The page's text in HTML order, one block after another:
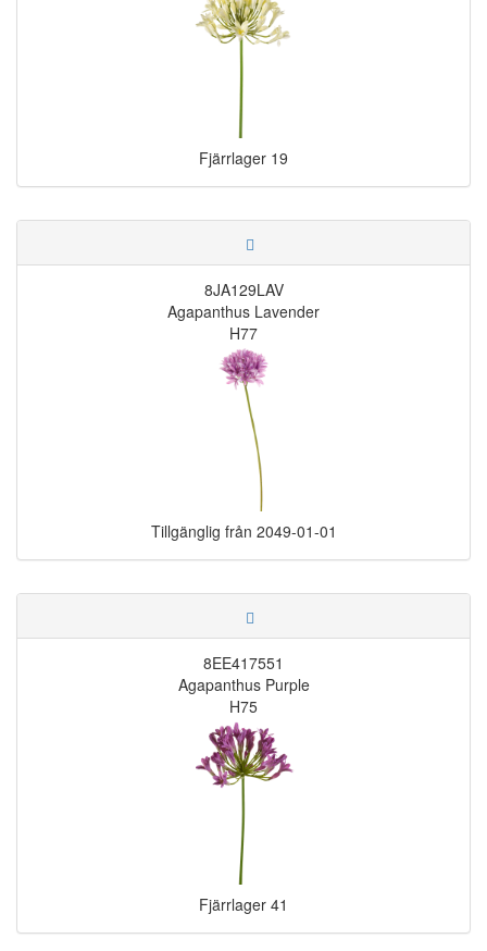
Fjärrlager 19
8JA129LAV
Agapanthus Lavender
H77
Tillgänglig från 2049-01-01
8EE417551
Agapanthus Purple
H75
Fjärrlager 41